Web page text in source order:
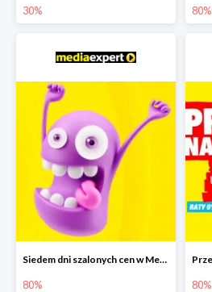
30% 80%
Siedem dni szalonych cen w Media Expert do -80%
80% 80%